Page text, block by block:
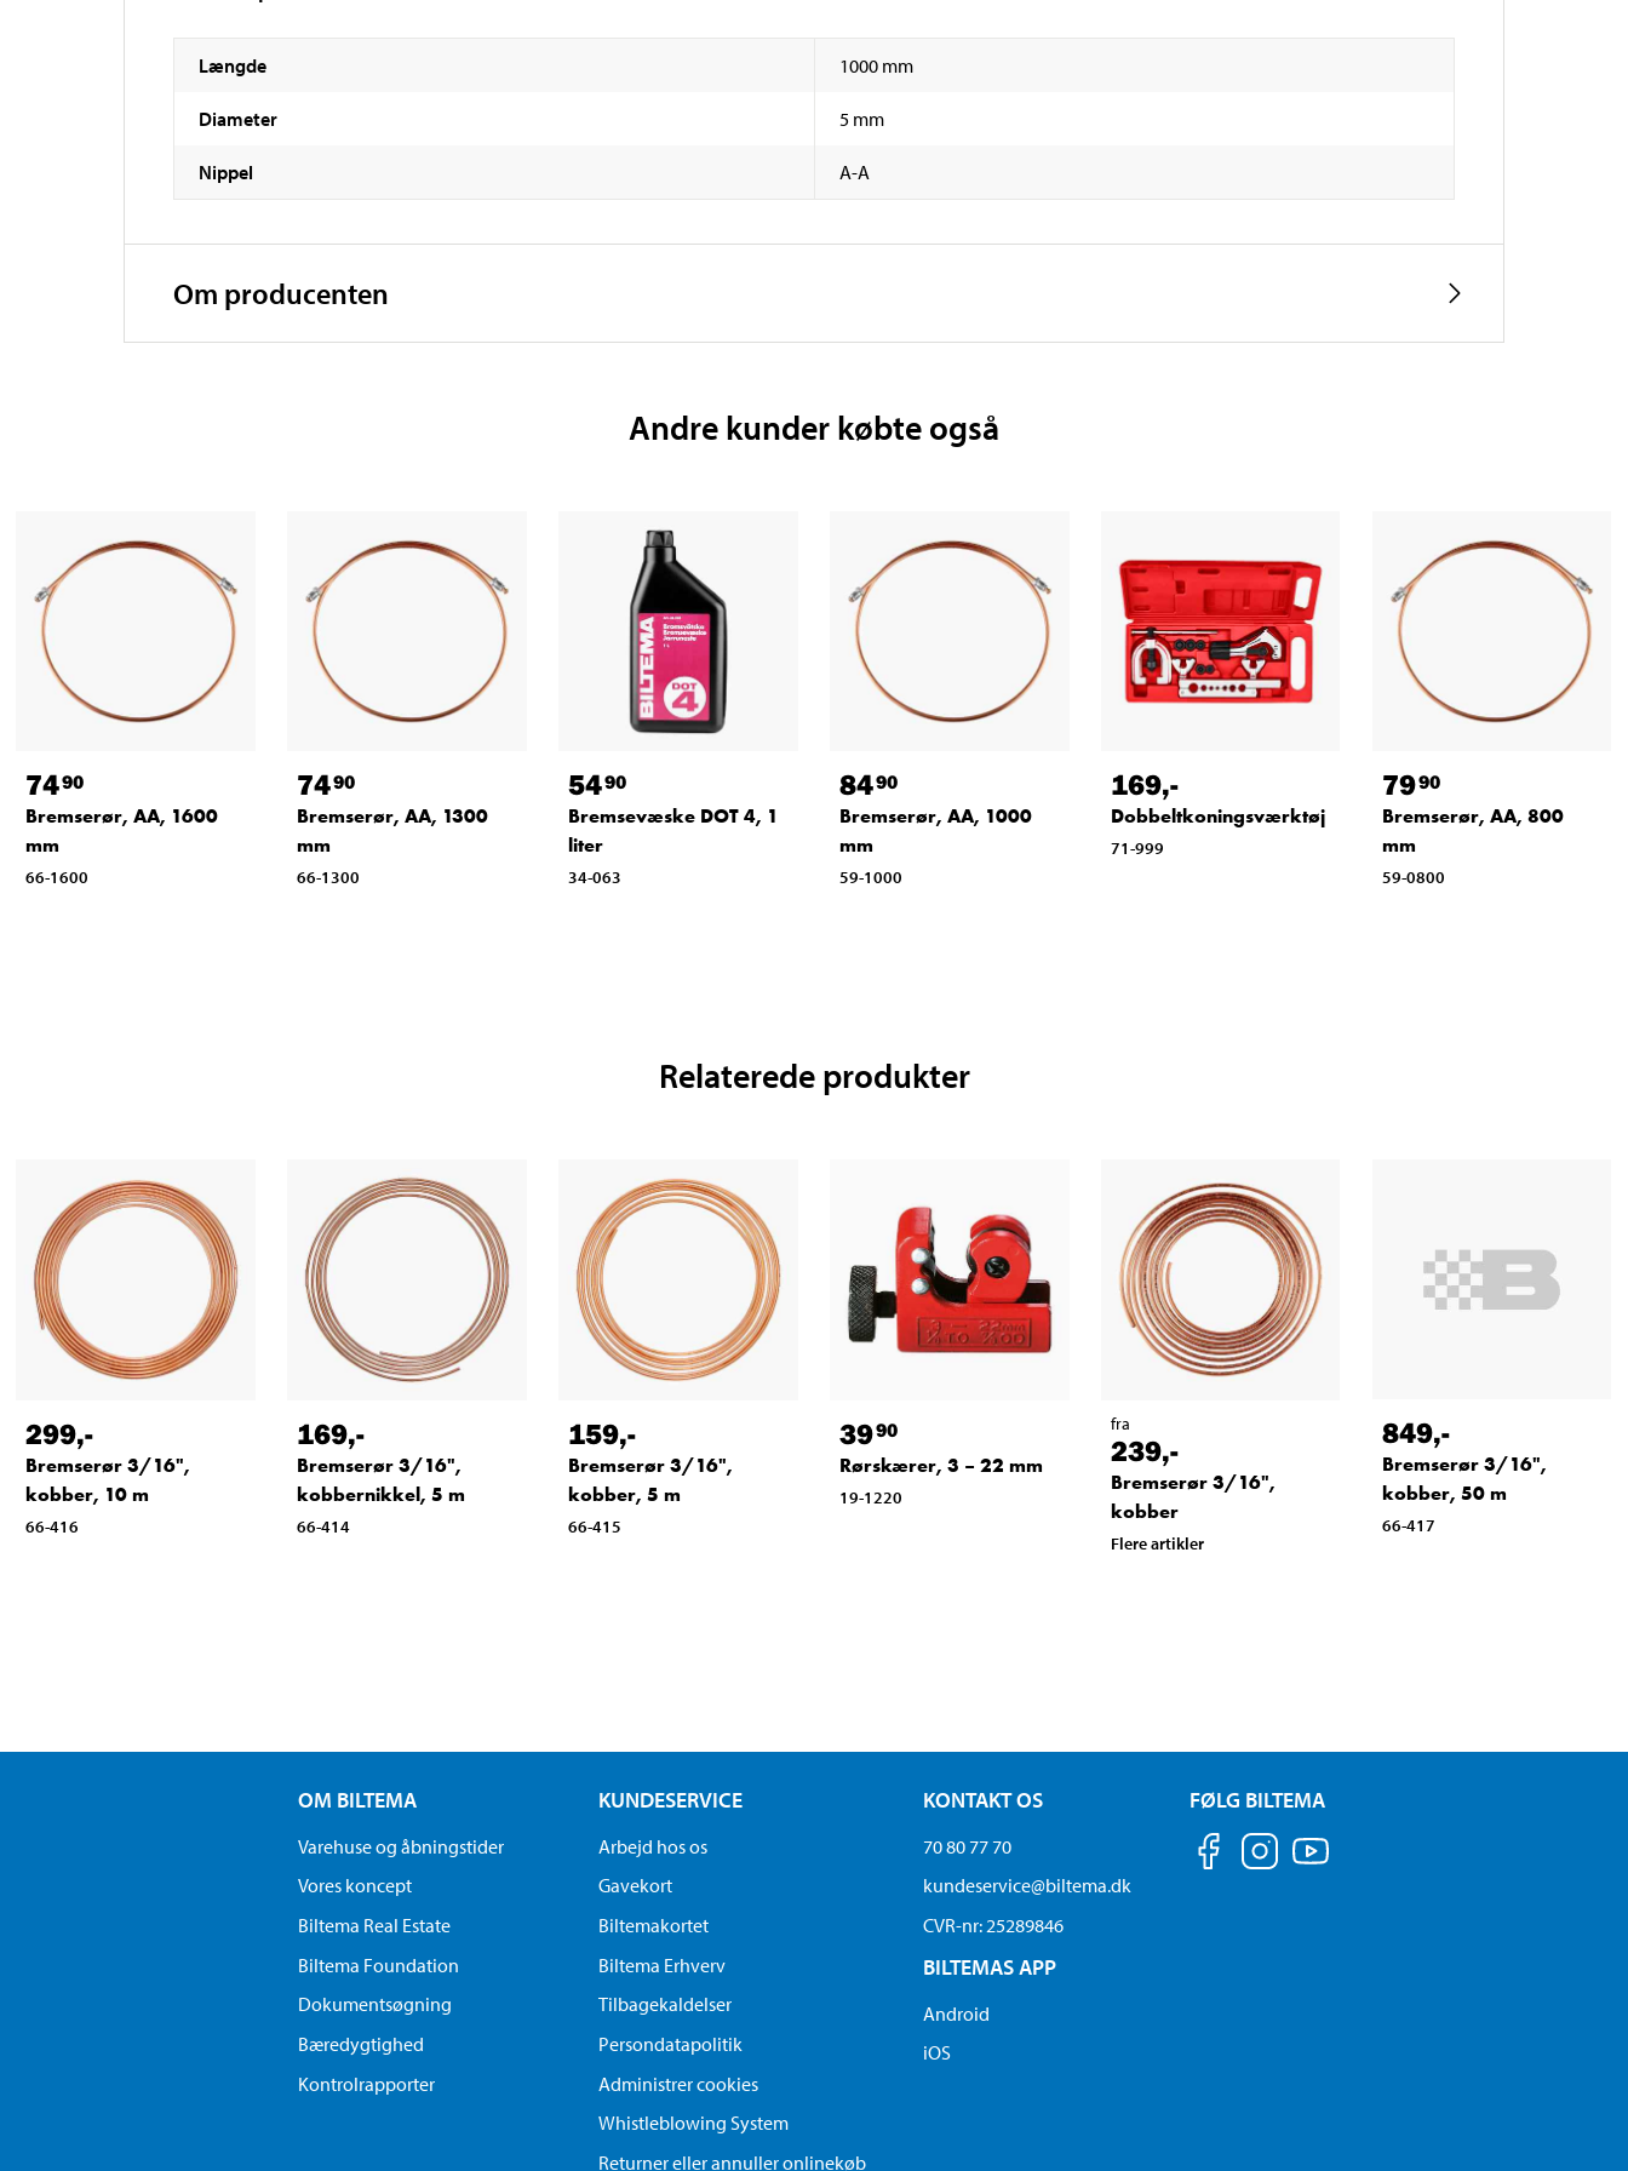
Længde 1000 mm
Diameter 5 mm
Nippel A-A
Om producenten
Andre kunder købte også
7490
Bremserør, AA, 1600
mm
66-1600
7490
Bremserør, AA, 1300
mm
66-1300
5490
Bremsevæske DOT 4, 1
liter
34-063
8490
Bremserør, AA, 1000
mm
59-1000
169,-
Dobbeltkoningsværktøj
71-999
7990
Bremserør, AA, 800
mm
59-0800
Relaterede produkter
299,-
Bremserør 3/16",
kobber, 10 m
66-416
169,-
Bremserør 3/16",
kobbernikkel, 5 m
66-414
159,-
Bremserør 3/16",
kobber, 5 m
66-415
3990
Rørskærer, 3 – 22 mm
19-1220
fra
239,-
Bremserør 3/16",
kobber
Flere artikler
849,-
Bremserør 3/16",
kobber, 50 m
66-417
OM BILTEMA
Varehuse og åbningstider
Vores koncept
Biltema Real Estate
Biltema Foundation
Dokumentsøgning
Bæredygtighed
Kontrolrapporter
KUNDESERVICE
Arbejd hos os
Gavekort
Biltemakortet
Biltema Erhverv
Tilbagekaldelser
Persondatapolitik
Administrer cookies
Whistleblowing System
Returner eller annuller onlinekøb
KONTAKT OS
70 80 77 70
kundeservice@biltema.dk
CVR-nr: 25289846
BILTEMAS APP
Android
iOS
FØLG BILTEMA